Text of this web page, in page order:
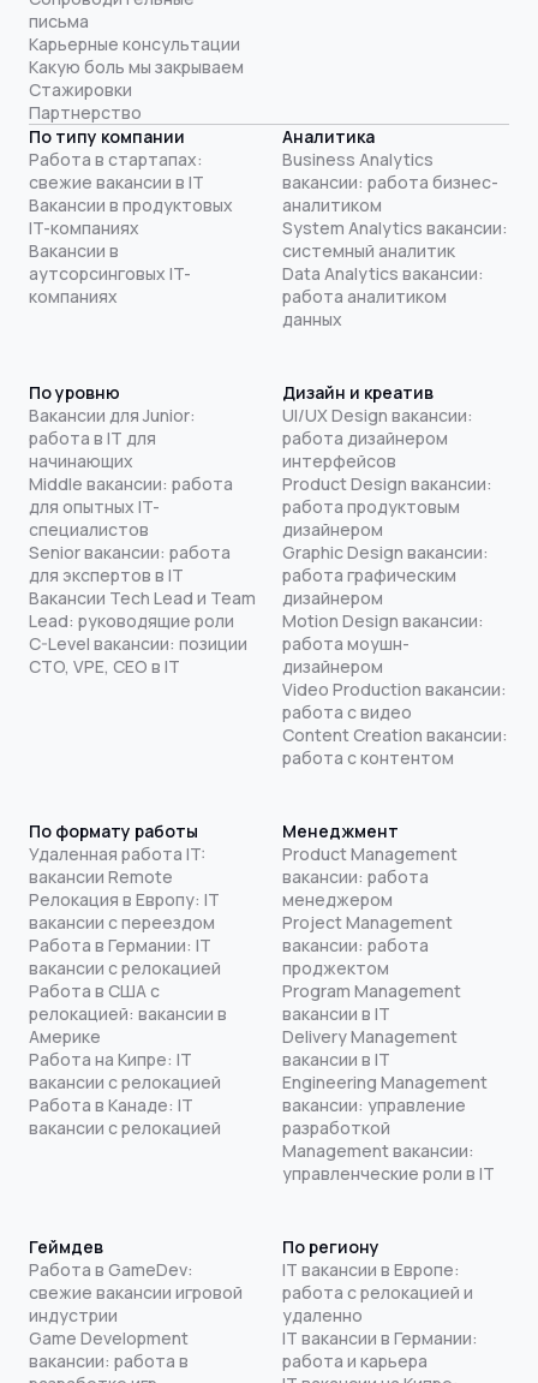
письма
Карьерные консультации
Какую боль мы закрываем
Стажировки
Партнерство
По типу компании
Работа в стартапах:
свежие вакансии в IT
Вакансии в продуктовых
IT-компаниях
Вакансии в
аутсорсинговых IT-
компаниях
Аналитика
Business Analytics
вакансии: работа бизнес-
аналитиком
System Analytics вакансии:
системный аналитик
Data Analytics вакансии:
работа аналитиком
данных
По уровню
Вакансии для Junior:
работа в IT для
начинающих
Middle вакансии: работа
для опытных IT-
специалистов
Senior вакансии: работа
для экспертов в IT
Вакансии Tech Lead и Team
Lead: руководящие роли
C-Level вакансии: позиции
CTO, VPE, CEO в IT
Дизайн и креатив
UI/UX Design вакансии:
работа дизайнером
интерфейсов
Product Design вакансии:
работа продуктовым
дизайнером
Graphic Design вакансии:
работа графическим
дизайнером
Motion Design вакансии:
работа моушн-
дизайнером
Video Production вакансии:
работа с видео
Content Creation вакансии:
работа с контентом
По формату работы
Удаленная работа IT:
вакансии Remote
Релокация в Европу: IT
вакансии с переездом
Работа в Германии: IT
вакансии с релокацией
Работа в США с
релокацией: вакансии в
Америке
Работа на Кипре: IT
вакансии с релокацией
Работа в Канаде: IT
вакансии с релокацией
Менеджмент
Product Management
вакансии: работа
менеджером
Project Management
вакансии: работа
проджектом
Program Management
вакансии в IT
Delivery Management
вакансии в IT
Engineering Management
вакансии: управление
разработкой
Management вакансии:
управленческие роли в IT
Геймдев
Работа в GameDev:
свежие вакансии игровой
индустрии
Game Development
вакансии: работа в
По региону
IT вакансии в Европе:
работа с релокацией и
удаленно
IT вакансии в Германии:
работа и карьера